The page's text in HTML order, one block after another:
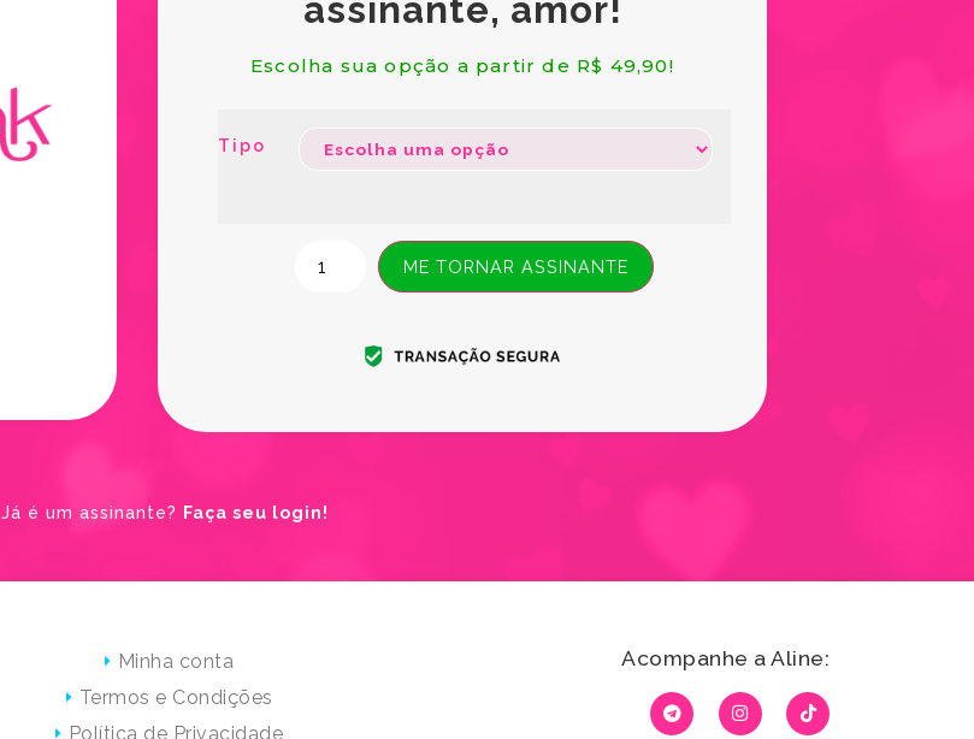
assinante, amor!
Escolha sua opção a partir de R$ 49,90!
Tipo
ME TORNAR ASSINANTE
Já é um assinante? Faça seu login!
Minha conta
Termos e Condições
Política de Privacidade
Acompanhe a Aline: